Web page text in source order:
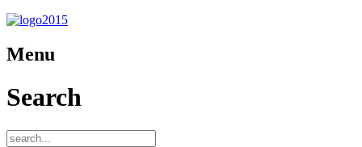
Menu
Search